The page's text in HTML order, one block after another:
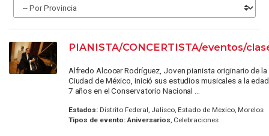
PIANISTA/CONCERTISTA/eventos/
Alfredo Alcocer Rodríguez, Joven pianista originario de la
Ciudad de México, inició sus estudios musicales a la
7 años en el Conservatorio Nacional ...
Estados:Distrito Federal, Jalisco, Estado de Mexico, Morelos
Tipos de evento: Aniversarios, Celebraciones